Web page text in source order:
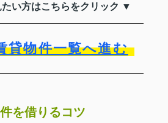
い方はこちらをクリック ▼
貸物件一覧へ進む
を借りるコツ